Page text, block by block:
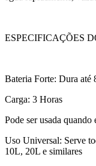
ESPECIFICAÇÕES
Bateria Forte: Dura até
Carga: 3 Horas
Pode ser usada quando
Uso Universal: Serve
10L, 20L e similares